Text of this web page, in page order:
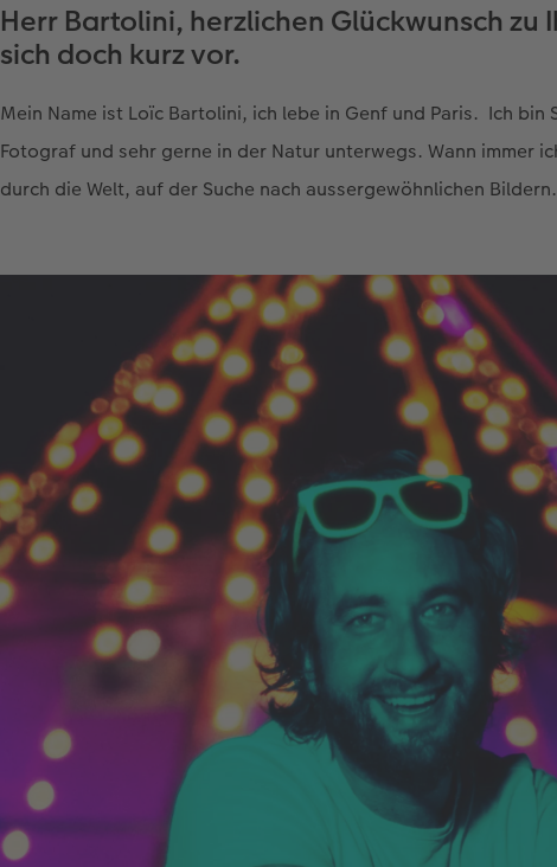
Herr Bartolini, herzlichen Glückwunsch zu
sich doch kurz vor.
Mein Name ist Loïc Bartolini, ich lebe in Genf und Paris. Ich bin
Fotograf und sehr gerne in der Natur unterwegs. Wann immer
durch die Welt, auf der Suche nach aussergewöhnlichen Bildern.